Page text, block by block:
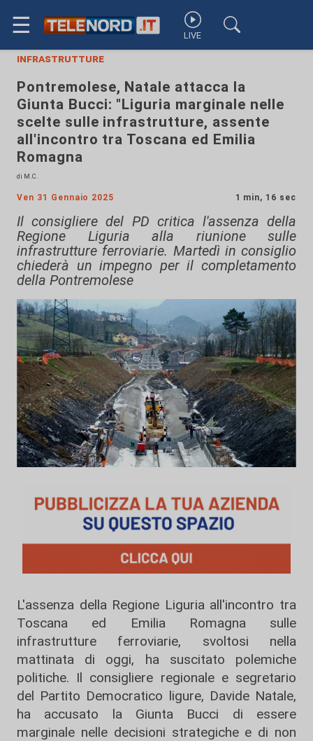
☰ LIVE
infrastrutture
Pontremolese, Natale attacca la
Giunta Bucci: "Liguria marginale nelle
scelte sulle infrastrutture, assente
all'incontro tra Toscana ed Emilia
Romagna
di M.C.
Ven 31 Gennaio 2025 1 min, 16 sec
Il consigliere del PD critica l'assenza della
Regione Liguria alla riunione sulle
infrastrutture ferroviarie. Martedì in consiglio
chiederà un impegno per il completamento
della Pontremolese
L'assenza della Regione Liguria all'incontro tra
Toscana ed Emilia Romagna sulle
infrastrutture ferroviarie, svoltosi nella
mattinata di oggi, ha suscitato polemiche
politiche. Il consigliere regionale e segretario
del Partito Democratico ligure, Davide Natale,
ha accusato la Giunta Bucci di essere
marginale nelle decisioni strategiche e di non